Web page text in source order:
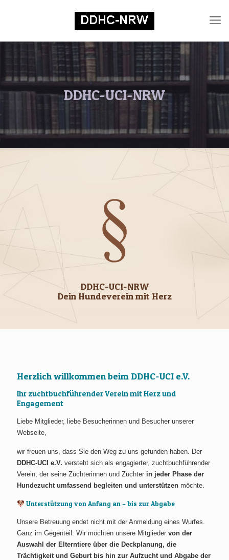
DDHC-UCI-NRW
DDHC-UCI-NRW
Dein Hundeverein mit Herz
Herzlich willkommen beim DDHC-UCI e.V.
Ihr zuchtbuchführender Verein mit Herz und
Engagement
Liebe Mitglieder, liebe Besucherinnen und Besucher unserer
Webseite,
wir freuen uns, dass Sie den Weg zu uns gefunden haben. Der
DDHC-UCI e.V. versteht sich als engagierter, zuchtbuchführender
Verein, der seine Züchterinnen und Züchter in jeder Phase der
Hundezucht umfassend begleiten und unterstützen möchte.
Unterstützung von Anfang an – bis zur Abgabe
Unsere Betreuung endet nicht mit der Anmeldung eines Wurfes.
Ganz im Gegenteil: Wir möchten unsere Mitglieder von der
Auswahl der Elterntiere über die Deckplanung, die
Trächtigkeit und Geburt bis hin zur Aufzucht und Abgabe der